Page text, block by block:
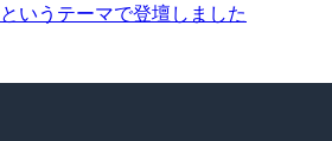
いうテーマで登壇しました